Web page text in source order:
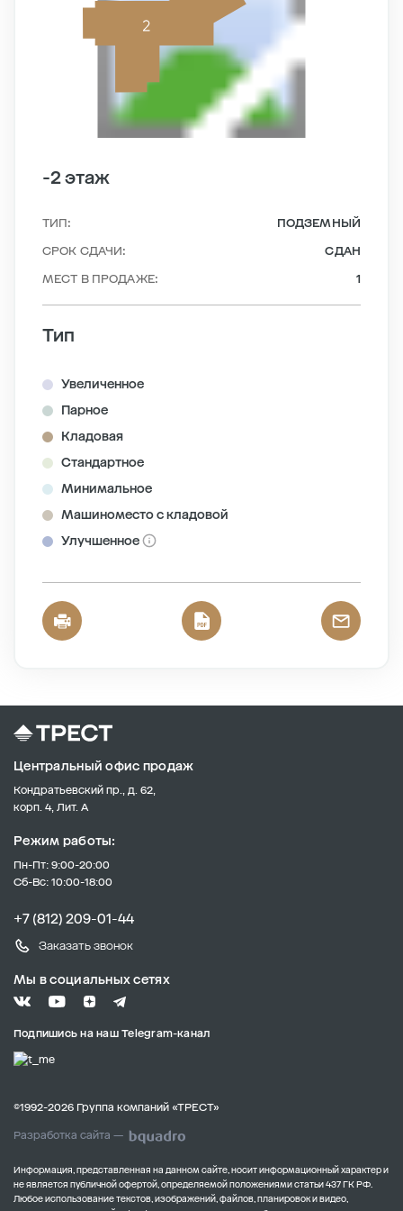
-2 этаж
ТИП: ПОДЗЕМНЫЙ
СРОК СДАЧИ: СДАН
МЕСТ В ПРОДАЖЕ: 1
Тип
Увеличенное
Парное
Кладовая
Стандартное
Минимальное
Машиноместо с кладовой
Улучшенное
Центральный офис продаж
Кондратьевский пр., д. 62,
корп. 4, Лит. А
Режим работы:
Пн-Пт: 9:00-20:00
Сб-Вс: 10:00-18:00
+7 (812) 209-01-44
Заказать звонок
Мы в социальных сетях
Подпишись на наш Telegram-канал
©1992-2026 Группа компаний «ТРЕСТ»
Разработка сайта —
Информация, представленная на данном сайте, носит информационный характер и
не является публичной офертой, определяемой положениями статьи 437 ГК РФ.
Любое использование текстов, изображений, файлов, планировок и видео,